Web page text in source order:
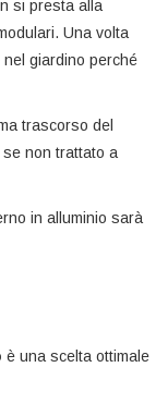
si presta alla
Una volta
giardino perché
trascorso del
non trattato a
in alluminio sarà
è una scelta ottimale